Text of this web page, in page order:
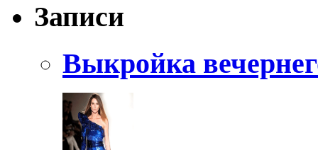
Записи
Выкройка